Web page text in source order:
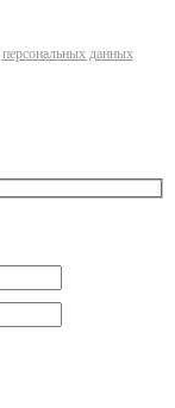
персональных данных